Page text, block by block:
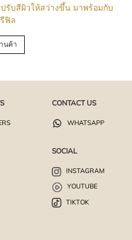
รับสีผิวให้สว่างขึ้น มาพร้อมกับ
ฟิล
นค้า
CONTACT US
WHATSAPP
SOCIAL
INSTAGRAM
YOUTUBE
TIKTOK